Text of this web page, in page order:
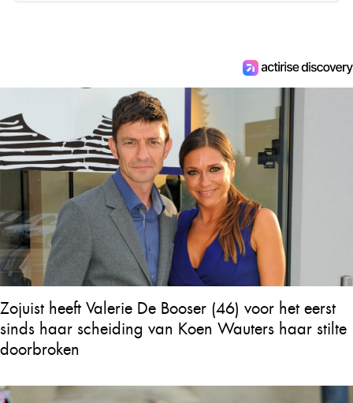
Zojuist heeft Valerie De Booser (46) voor het eerst
sinds haar scheiding van Koen Wauters haar stilte
doorbroken